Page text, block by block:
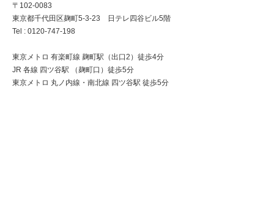
〒102-0083
東京都千代田区麹町5-3-23 日テレ四谷ビル5階
Tel : 0120-747-198
東京メトロ 有楽町線 麹町駅（出口2）徒歩4分
JR 各線 四ツ谷駅 （麹町口）徒歩5分
東京メトロ 丸ノ内線・南北線 四ツ谷駅 徒歩5分